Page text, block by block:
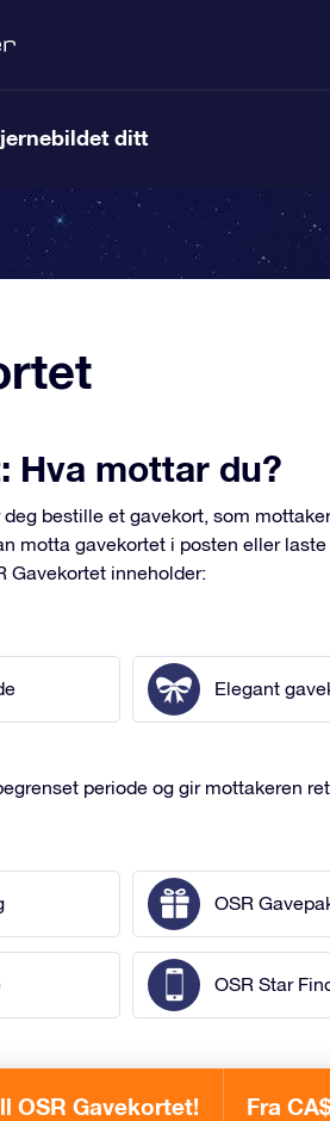
ditt
Hva mottar du?
bestille et gavekort, som
motta gavekortet i posten eller
Gavekortet inneholder:
Elegant
periode og gir mottakeren
OSR
OSR Star
OSR Gavekortet! Fra